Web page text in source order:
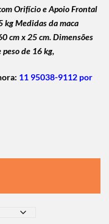
Orifício e Apoio Frontal
kg Medidas da maca
cm x 25 cm. Dimensões
de 16 kg,
11 95038-9112 por